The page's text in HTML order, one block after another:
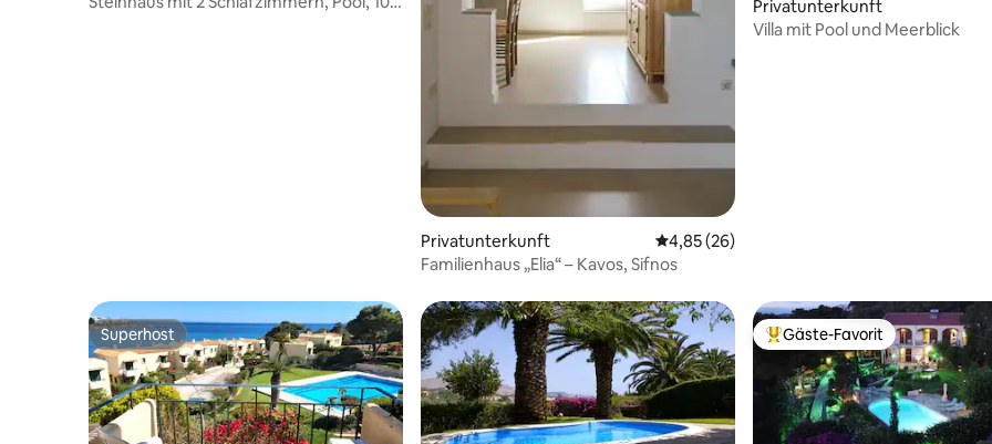
Privatunterkunft Durchschnittliche Bewertung: 4,85 von 5,
4,85 (26)
Familienhaus „Elia“ – Kavos, Sifnos
Privatunterkunft
Villa mit Pool und Meerblick
Superhost
Superhost Beliebter Gäste-Favorit.
Gäste-Favorit